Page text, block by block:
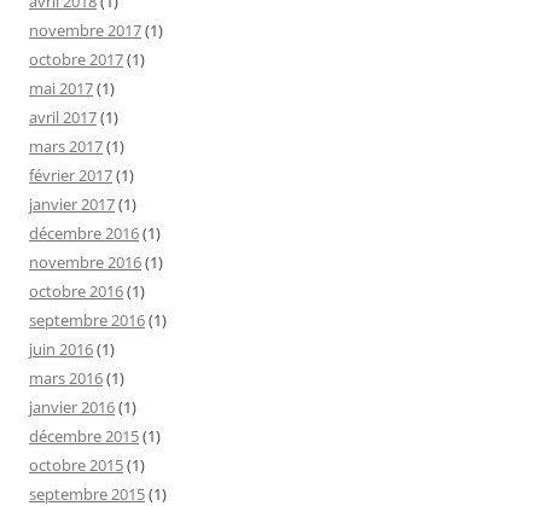
novembre 2017(1)
octobre 2017(1)
mai 2017(1)
avril 2017(1)
mars 2017(1)
février 2017(1)
janvier 2017(1)
décembre 2016(1)
novembre 2016(1)
octobre 2016(1)
septembre 2016(1)
juin 2016(1)
mars 2016(1)
janvier 2016(1)
décembre 2015(1)
octobre 2015(1)
septembre 2015(1)